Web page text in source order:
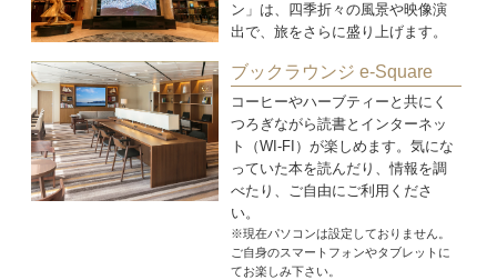
ン」は、四季折々の風景や映像演
出で、旅をさらに盛り上げます。
ブックラウンジ e-Square
コーヒーやハーブティーと共にく
つろぎながら読書とインターネッ
ト（WI-FI）が楽しめます。気にな
っていた本を読んだり、情報を調
べたり、ご自由にご利用くださ
い。
※現在パソコンは設定しておりません。
ご自身のスマートフォンやタブレットに
てお楽しみ下さい。